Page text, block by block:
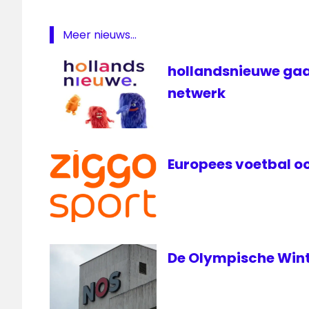
Meer nieuws...
hollandsnieuwe
netwerk
Europees voetbal
De Olympische